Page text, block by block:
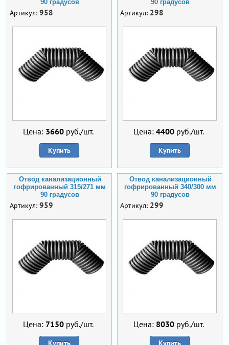
90 градусов
Артикул: 958
Цена: 3660руб./шт.
Купить
90 градусов
Артикул: 298
Цена: 4400руб./шт.
Купить
Отвод канализационный
гофрированный 315/271 мм
90 градусов
Артикул: 959
Цена: 7150руб./шт.
Купить
Отвод канализационный
гофрированный 340/300 мм
90 градусов
Артикул: 299
Цена: 8030руб./шт.
Купить